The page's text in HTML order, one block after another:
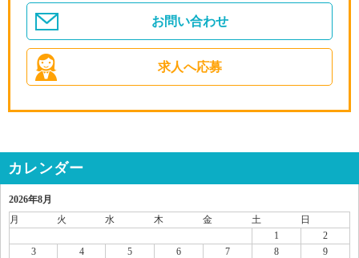
お問い合わせ
求人へ応募
カレンダー
2026年8月
月
火 水 木 金 土 日
1
2
3
4 5 6 7 8
9